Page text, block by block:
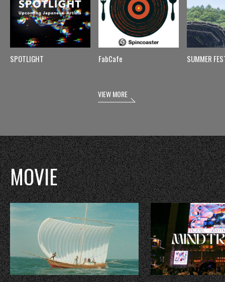
SPOTLIGHT FabCafe SUMMER
VIEW MORE
MOVIE